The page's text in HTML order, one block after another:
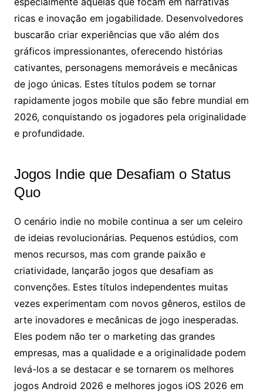
ricas e inovação em jogabilidade. Desenvolvedores
buscarão criar experiências que vão além dos
gráficos impressionantes, oferecendo histórias
cativantes, personagens memoráveis e mecânicas
de jogo únicas. Estes títulos podem se tornar
rapidamente jogos mobile que são febre mundial em
2026, conquistando os jogadores pela originalidade
e profundidade.
Jogos Indie que Desafiam o Status
Quo
O cenário indie no mobile continua a ser um celeiro
de ideias revolucionárias. Pequenos estúdios, com
menos recursos, mas com grande paixão e
criatividade, lançarão jogos que desafiam as
convenções. Estes títulos independentes muitas
vezes experimentam com novos gêneros, estilos de
arte inovadores e mecânicas de jogo inesperadas.
Eles podem não ter o marketing das grandes
empresas, mas a qualidade e a originalidade podem
levá-los a se destacar e se tornarem os melhores
jogos Android 2026 e melhores jogos iOS 2026 em